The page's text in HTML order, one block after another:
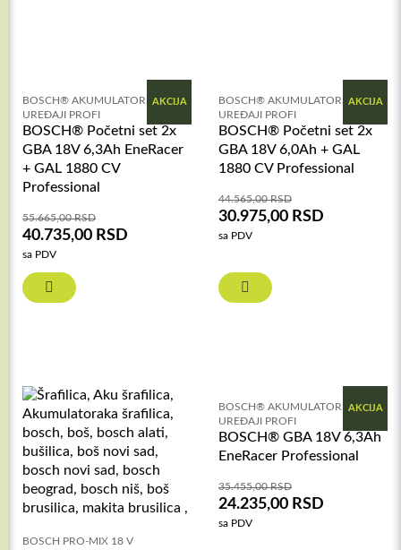
AKCIJA
BOSCH® AKUMULATORSKI
UREĐAJI PROFI
BOSCH® Početni set 2x
GBA 18V 6,3Ah EneRacer
+ GAL 1880 CV
Professional
55.665,00RSD
40.735,00 RSD
sa PDV
AKCIJA
BOSCH® AKUMULATORSKI
UREĐAJI PROFI
BOSCH® Početni set 2x
GBA 18V 6,0Ah + GAL
1880 CV Professional
44.565,00RSD
30.975,00 RSD
sa PDV
BOSCH PRO-MIX 18 V
AKCIJA
BOSCH® AKUMULATORSKI
UREĐAJI PROFI
BOSCH® GBA 18V 6,3Ah
EneRacer Professional
35.455,00RSD
24.235,00 RSD
sa PDV